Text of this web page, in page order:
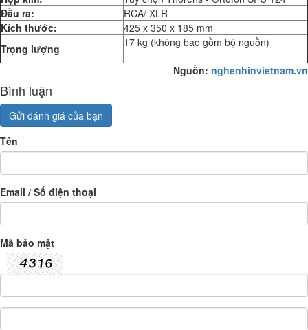
Đầu ra:
RCA/ XLR
Kích thước:
425 x 350 x 185 mm
Trọng lượng
17 kg (không bao gồm bộ nguồn)
Nguồn: nghenhinvietnam.vn
Bình luận
Gửi đánh giá của bạn
Tên
Email / Số điện thoại
Mã bảo mật